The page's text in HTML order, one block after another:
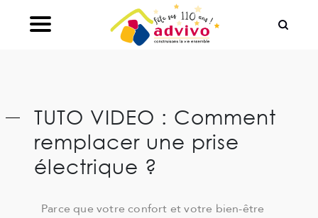
TUTO VIDEO : Comment
remplacer une prise
électrique ?
Parce que votre confort et votre bien-être